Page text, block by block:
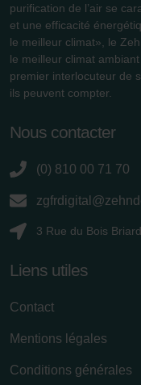
purification de l’air se
et une efficacité
le meilleur climat», le
le meilleur climat
premier interlocuteur de
ils peuvent compter.
Nous contacter
(0) 810 00 71 70
3 Rue du Bois
Liens utiles
Contact
Mentions légales
Conditions générales